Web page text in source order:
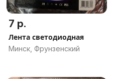
7 р.
Лента светодиодная
Минск, Фрунзенский